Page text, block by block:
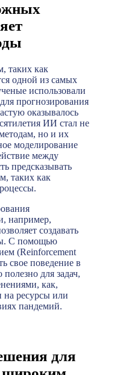
таких как
одной из самых
использовали
прогнозирования
оказывалось
ИИ стал не
но и их
моделирование
между
предсказывать
таких как
например,
создавать
С помощью
(Reinforcement
свое поведение в
для задач,
как,
на ресурсы или
пандемий.
для